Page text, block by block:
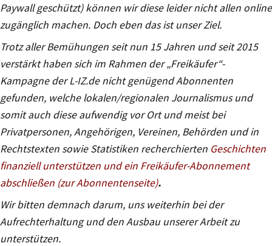
Paywall geschützt) können wir diese leider nicht allen online
zugänglich machen. Doch eben das ist unser Ziel.
Trotz aller Bemühungen seit nun 15 Jahren und seit 2015
verstärkt haben sich im Rahmen der „Freikäufer“-
Kampagne der L-IZ.de nicht genügend Abonnenten
gefunden, welche lokalen/regionalen Journalismus und
somit auch diese aufwendig vor Ort und meist bei
Privatpersonen, Angehörigen, Vereinen, Behörden und in
Rechtstexten sowie Statistiken recherchierten Geschichten
finanziell unterstützen und ein Freikäufer-Abonnement
abschließen (zur Abonnentenseite).
Wir bitten demnach darum, uns weiterhin bei der
Aufrechterhaltung und den Ausbau unserer Arbeit zu
unterstützen.